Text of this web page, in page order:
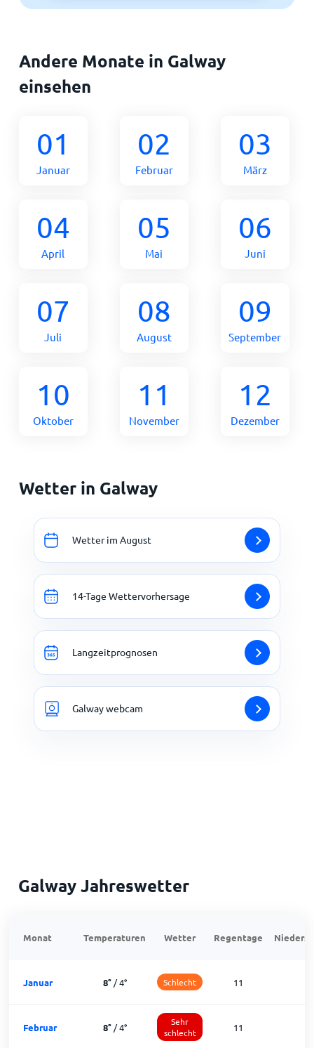
Andere Monate in Galway
einsehen
01
Januar
02
Februar
03
März
04
April
05
Mai
06
Juni
07
Juli
08
August
09
September
10
Oktober
11
November
12
Dezember
Wetter in Galway
Wetter im August
14-Tage Wettervorhersage
Langzeitprognosen
Galway webcam
Galway Jahreswetter
Monat Temperaturen Wetter Regentage
Januar 8°/4° Schlecht 11
Februar 8°/4°
Sehr
schlecht
11